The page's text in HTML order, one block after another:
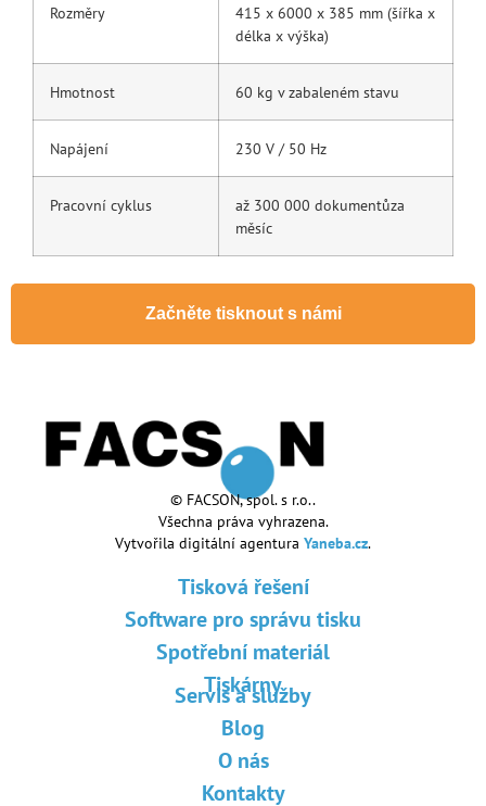
Rozměry
415 x 6000 x 385 mm (šířka x
délka x výška)
Hmotnost 60 kg v zabaleném stavu
Napájení 230 V / 50 Hz
Pracovní cyklus
až 300 000 dokumentůza
měsíc
Začněte tisknout s námi
© FACSON, spol. s r.o..
Všechna práva vyhrazena.
Vytvořila digitální agentura Yaneba.cz.
Tisková řešení
Software pro správu tisku
Spotřební materiál
Tiskárny
Servis a služby
Blog
O nás
Kontakty